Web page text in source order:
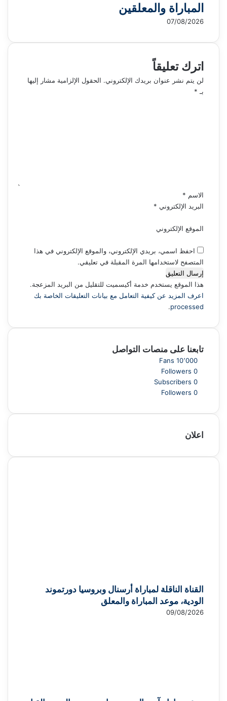
المباراة والمعلقين
07/08/2026
اترك تعليقاً
لن يتم نشر عنوان بريدك الإلكتروني. الحقول الإلزامية مشار إليها
بـ *
الاسم *
البريد الإلكتروني *
الموقع الإلكتروني
احفظ اسمي، بريدي الإلكتروني، والموقع الإلكتروني في هذا
المتصفح لاستخدامها المرة المقبلة في تعليقي.
هذا الموقع يستخدم خدمة أكيسميت للتقليل من البريد المزعجة.
اعرف المزيد عن كيفية التعامل مع بيانات التعليقات الخاصة بك
processed
.
تابعنا على منصات التواصل
10٬000 Fans
0
Followers
0
Subscribers
0
Followers
اعلان
القناة الناقلة لمباراة أرسنال وبروسيا دورتموند
الودية، موعد المباراة والمعلق
09/08/2026